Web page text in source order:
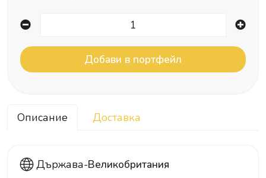
Описание Доставка
Държава-Великобритания